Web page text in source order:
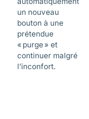
un nouveau
bouton à une
prétendue
« purge » et
continuer malgré
l’inconfort.